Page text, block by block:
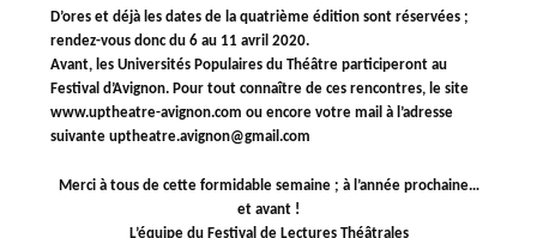
D’ores et déjà les dates de la quatrième édition sont réservées ;
rendez-vous donc du 6 au 11 avril 2020.
Avant, les Universités Populaires du Théâtre participeront au
Festival d’Avignon. Pour tout connaître de ces rencontres, le site
www.uptheatre-avignon.com ou encore votre mail à l’adresse
suivante uptheatre.avignon@gmail.com
Merci à tous de cette formidable semaine ; à l’année prochaine…
et avant !
L’équipe du Festival de Lectures Théâtrales